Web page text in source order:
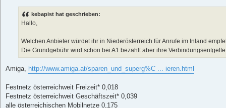
kebapist hat geschrieben:
Hallo,
Welchen Anbieter würdet ihr in Niederösterreich für Anrufe im Inland
Die Grundgebühr wird schon bei A1 bezahlt aber ihre
Amiga, http://www.amiga.at/sparen_und_superg%C ... ieren.html
Festnetz österreichweit Freizeit* 0,018
Festnetz österreichweit Geschäftszeit* 0,039
alle österreichischen Mobilnetze 0,175